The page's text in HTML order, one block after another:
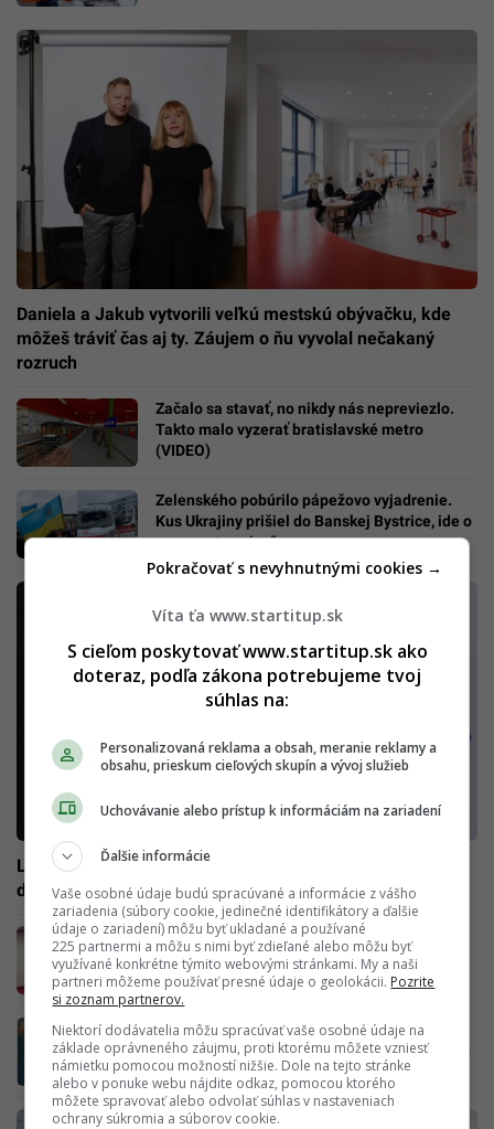
Daniela a Jakub vytvorili veľkú mestskú obývačku, kde
môžeš tráviť čas aj ty. Záujem o ňu vyvolal nečakaný
rozruch
Začalo sa stavať, no nikdy nás nepreviezlo.
Takto malo vyzerať bratislavské metro
(VIDEO)
Zelenského pobúrilo pápežovo vyjadrenie.
Kus Ukrajiny prišiel do Banskej Bystrice, ide o
„memento vojny“
Lietadlá obľúbenej aerolinky Slovákov sa „oblečú“ do
dizajnu od kurátorky z Rimavskej Soboty
Mladík zjedol na výstave „umelecké dielo“ v
hodnote 150-tisíc dolárov, návštevníci sa
nemo prizerali (VIDEO)
Neuveriteľný omyl: Egypťanov sme
nepochopili. Vedci odhaľujú pravdu o starých
múmiách
Víta ťa www.startitup.sk
S cieľom poskytovať www.startitup.sk ako
doteraz, podľa zákona potrebujeme tvoj
súhlas na:
Personalizovaná reklama a obsah, meranie reklamy a
obsahu, prieskum cieľových skupín a vývoj služieb
Uchovávanie alebo prístup k informáciám na zariadení
Ďalšie informácie
Vaše osobné údaje budú spracúvané a informácie z vášho
zariadenia (súbory cookie, jedinečné identifikátory a ďalšie
údaje o zariadení) môžu byť ukladané a používané
225 partnermi a môžu s nimi byť zdieľané alebo môžu byť
využívané konkrétne týmito webovými stránkami. My a naši
partneri môžeme používať presné údaje o geolokácii. Pozrite
si zoznam partnerov.
Niektorí dodávatelia môžu spracúvať vaše osobné údaje na
základe oprávneného záujmu, proti ktorému môžete vzniesť
námietku pomocou možností nižšie. Dole na tejto stránke
alebo v ponuke webu nájdite odkaz, pomocou ktorého
môžete spravovať alebo odvolať súhlas v nastaveniach
ochrany súkromia a súborov cookie.
Pokračovať s nevyhnutnými cookies →